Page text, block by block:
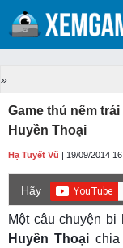
»
Game thủ nếm
Huyền Thoại
Hạ Tuyết Vũ | 19/09/2014
Hãy
game mới hơn nhé!
Một câu chuyện
Huyền Thoại